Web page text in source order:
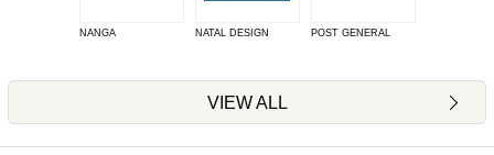
NANGA NATAL DESIGN POST GENERAL
VIEW ALL